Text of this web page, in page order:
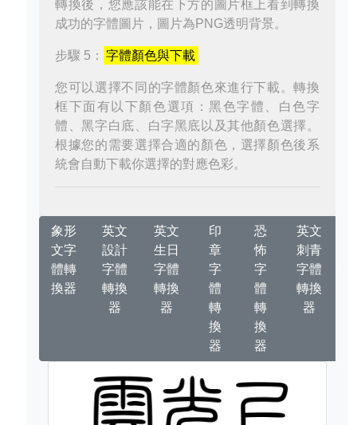
轉換後，您應該能在下方的圖片框上看到轉換
成功的字體圖片，圖片為PNG透明背景。
步驟 5： 字體顏色與下載
您可以選擇不同的字體顏色來進行下載。轉換
框下面有以下顏色選項：黑色字體、白色字
體、黑字白底、白字黑底以及其他顏色選擇。
根據您的需要選擇合適的顏色，選擇顏色後系
統會自動下載你選擇的對應色彩。
象形
文字
體轉
換器
英文
設計
字體
轉換
器
英文
生日
字體
轉換
器
印
章
字
體
轉
換
器
恐
怖
字
體
轉
換
器
英文
刺青
字體
轉換
器